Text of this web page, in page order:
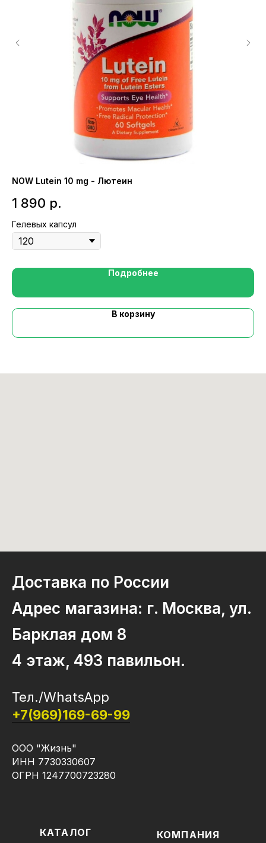
NOW Lutein 10 mg - Лютеин
1 890 р.
Гелевых капсул
Подробнее
В корзину
Доставка по России
Адрес магазина: г. Москва, ул.
Барклая дом 8
4 этаж, 493 павильон.
Тел./WhatsApp
+7(969)169-69-99
ООО "Жизнь"
ИНН 7730330607
ОГРН 1247700723280
КАТАЛОГ КОМПАНИЯ